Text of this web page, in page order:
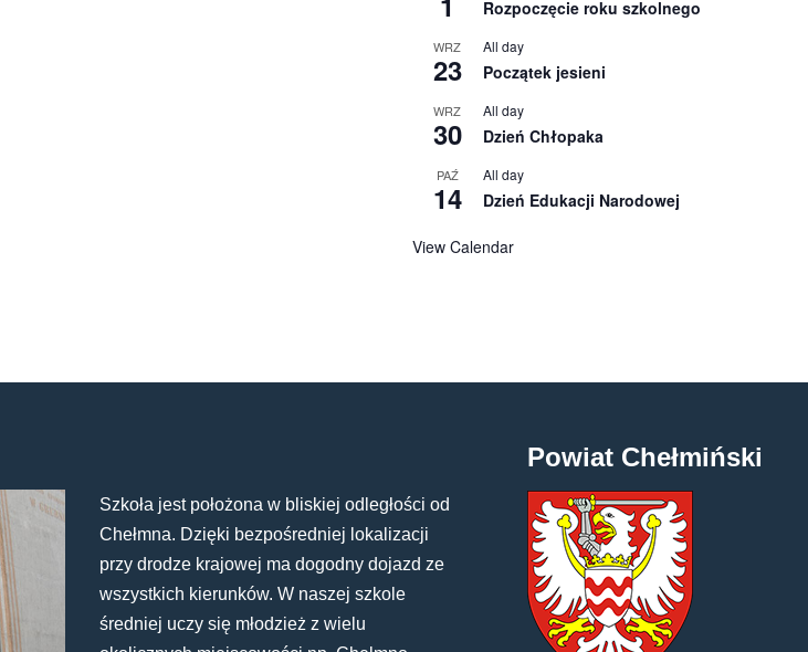
Rozpoczęcie roku szkolnego
WRZ
23
All day
Początek jesieni
WRZ
30
All day
Dzień Chłopaka
PAŹ
14
All day
Dzień Edukacji Narodowej
View Calendar
Szkoła jest położona w bliskiej odległości od
Chełmna. Dzięki bezpośredniej lokalizacji
przy drodze krajowej ma dogodny dojazd ze
wszystkich kierunków. W naszej szkole
średniej uczy się młodzież z wielu
Powiat Chełmiński